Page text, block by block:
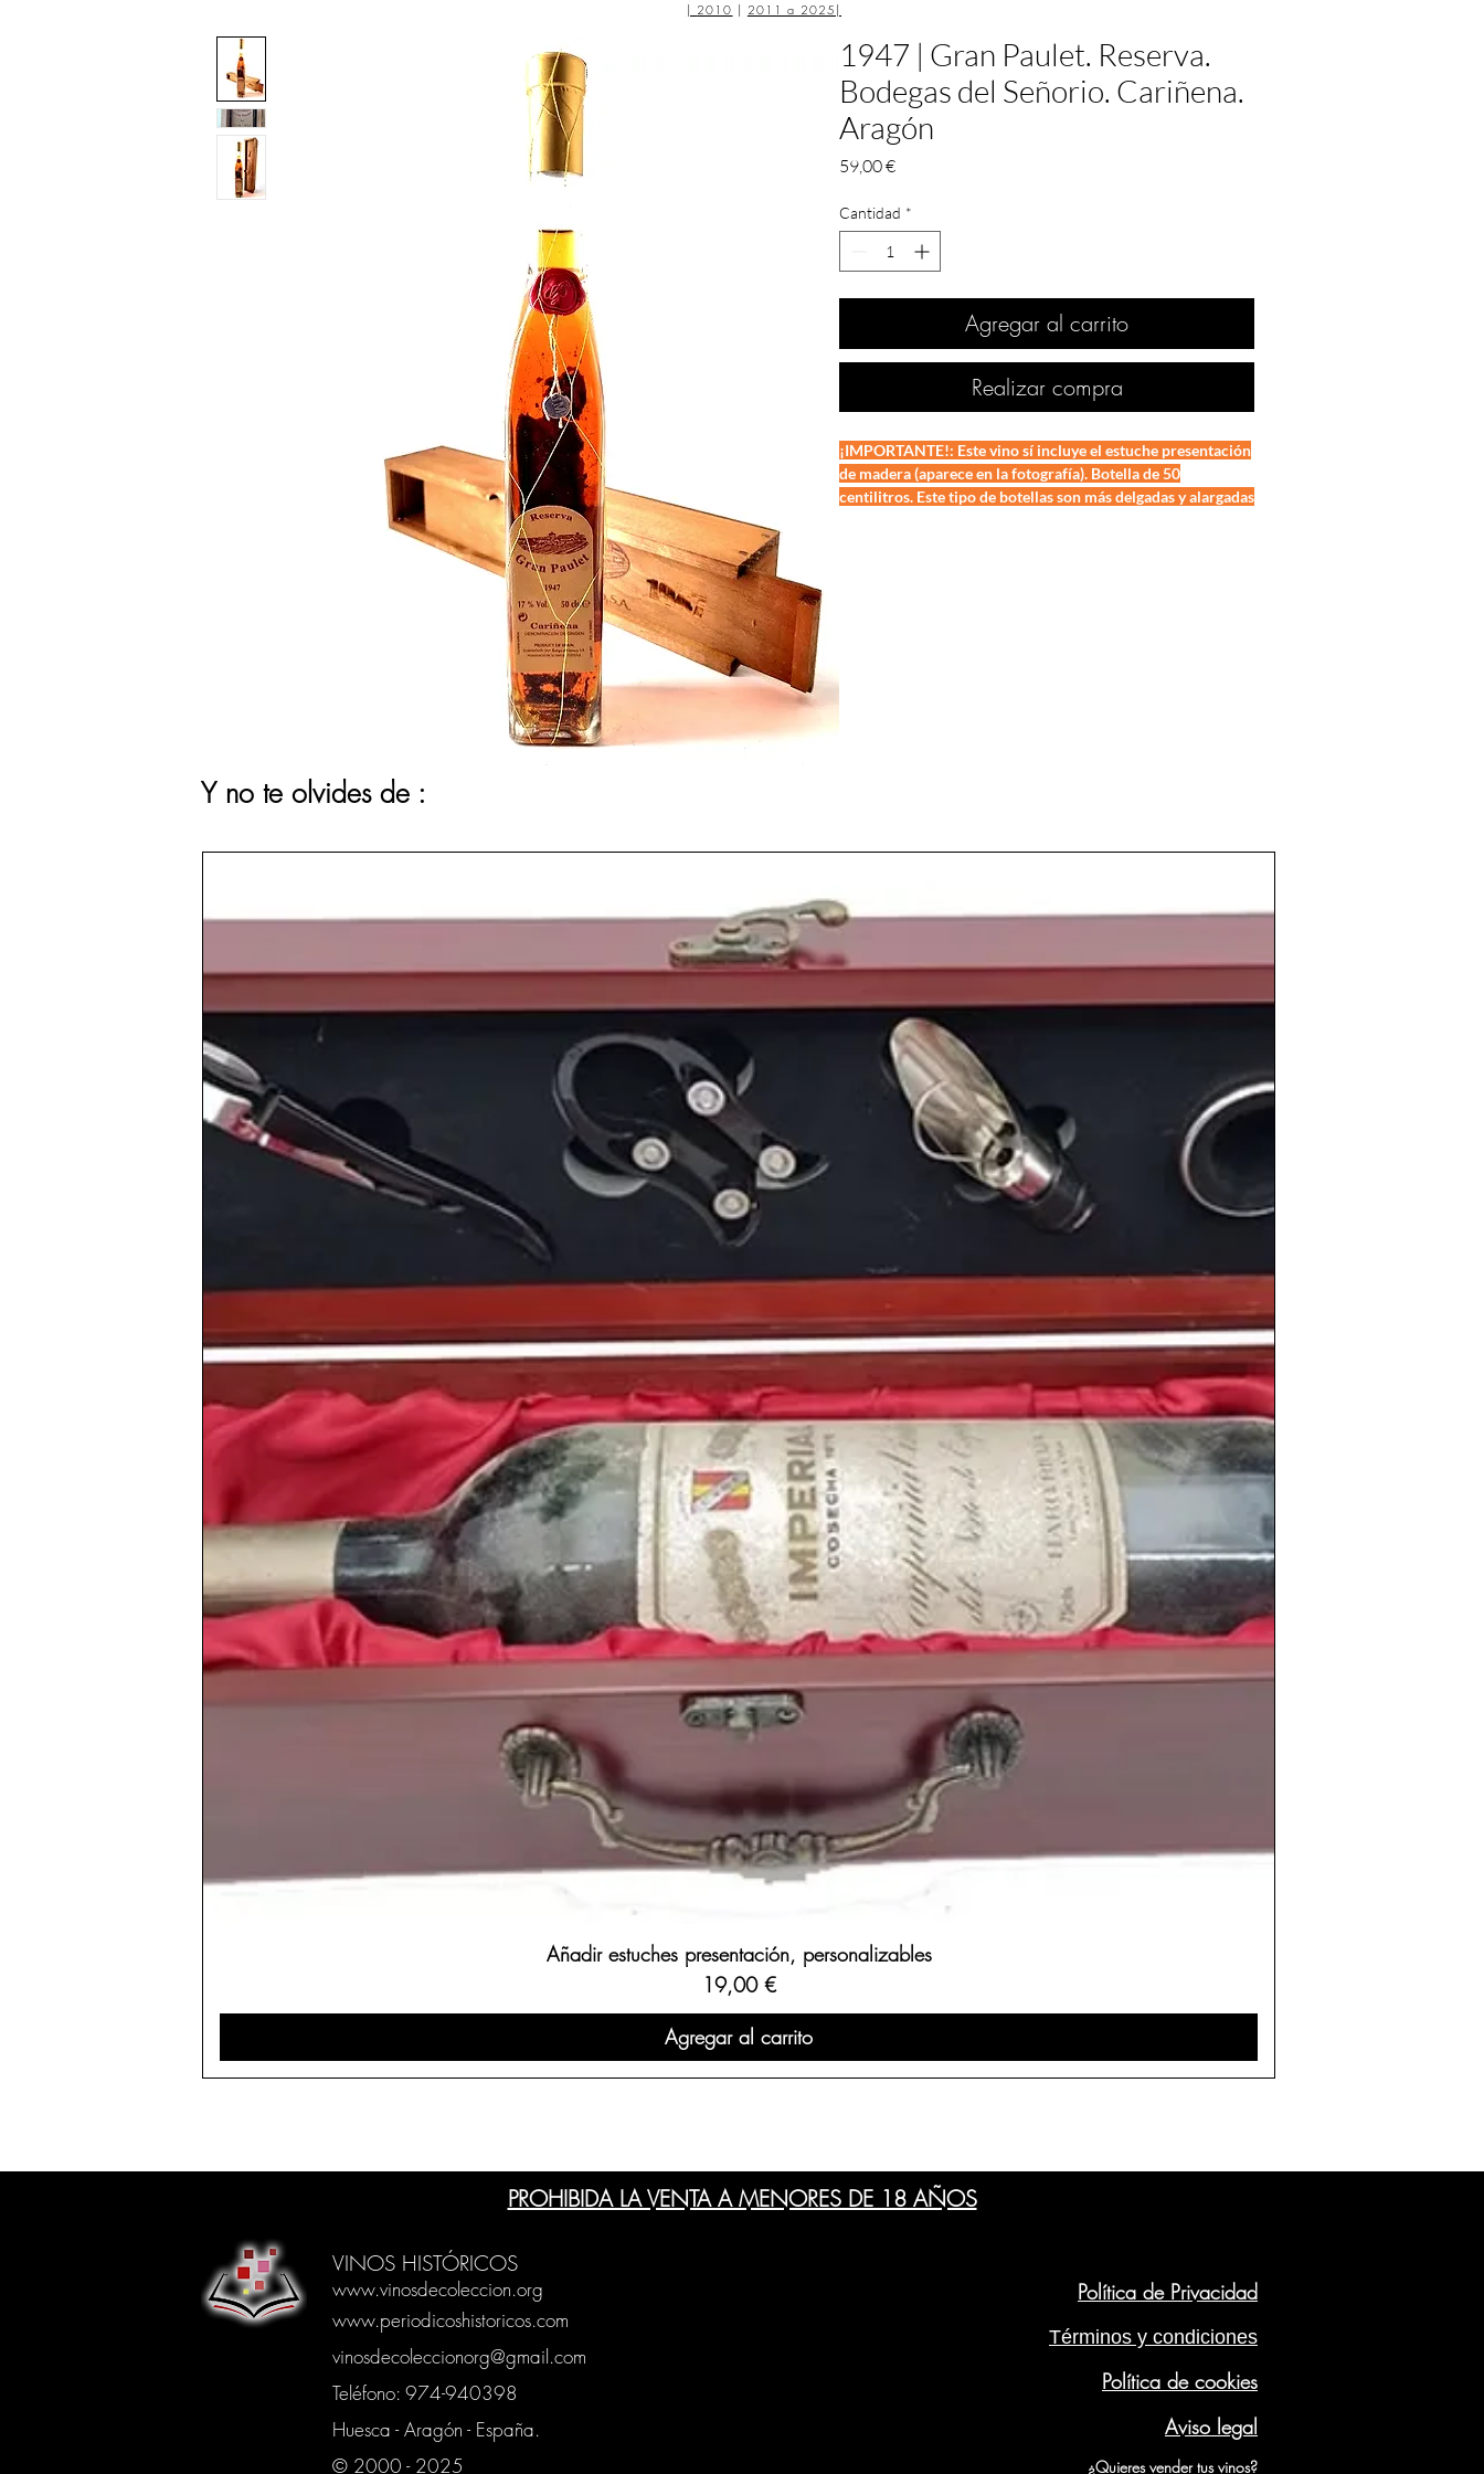
| 2010 | 2011 a 2025 |
1947 | Gran Paulet. Reserva.
Bodegas del Señorio. Cariñena.
Aragón
59,00 €Precio
Cantidad *
Agregar al carrito
Realizar compra
¡IMPORTANTE!: Este vino sí incluye el estuche presentación
de madera (aparece en la fotografía). Botella de 50
centilitros. Este tipo de botellas son más delgadas y alargadas
Y no te olvides de :
Añadir estuches presentación, personalizables
Precio
19,00 €
Agregar al carrito
PROHIBIDA LA VENTA A MENORES DE 18 AÑOS
VINOS HISTÓRICOS
www.vinosdecoleccion.org
www.periodicoshistoricos.com
vinosdecoleccionorg@gmail.com
Teléfono: 974-940398
Huesca - Aragón - España.
© 2000 - 2025
Política de Privacidad
Términos y condiciones
Política de cookies
Aviso legal
¿Quieres vender tus vinos?